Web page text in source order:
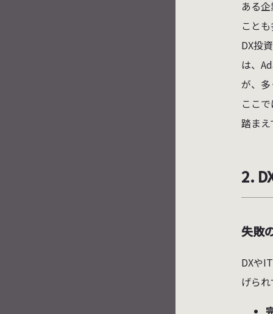
ある
こと
DX投
は、
が、
ここ
踏ま
2.
失敗
DXや
げら